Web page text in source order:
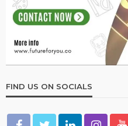
FIND US ON SOCIALS